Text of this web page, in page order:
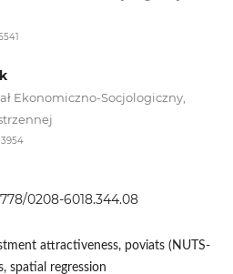
Ekonomiczno-Socjologiczny,
0208-6018.344.08
attractiveness, poviats (NUTS-
spatial regression